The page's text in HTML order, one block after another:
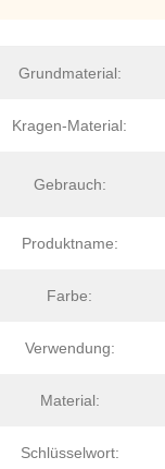
Grundmaterial:
Kragen-Material:
Gebrauch:
Produktname:
Farbe:
Verwendung:
Material:
Schlüsselwort: